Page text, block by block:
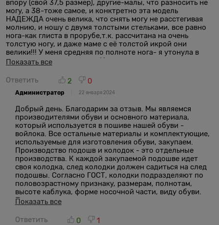
впору (свой 37,5 размер), другие-малы, что разносить не
могу, а 38-тоже самое, и конктретно эта модель
НАДЕЖДА очень велика, что снять могу не расстегивая
молнию, и ношу с двумя толстыми стельками, все равно
нога-как глиста в прорубе,т.к. рассчитана на очень
толстую ногу, и даже маме с её толстой икрой они
велики!!! У меня средняя по полноте нога- я утонула в
голенище, и в щиколодке. И эти сапоги смотрятся из-за
советовали в кол.центре-писать свой размер в
комментарии, не помогло-все равно на это не обращают
внимание, те,кто собирает заказ, т.к. и кеды УРАГАН 38-
лоферов РИНА - малы так, что не помогла
принудительная разноска деревянной колодкой с
увлажнением, и доп.носка -все равно пальцы сильно
жмёт!!! А 36-й берцы МАРГО-смогла разносить на свой
размер с легкостью, вынув сначала вторую стельку. А
знакомая брала черные другой модели АМАНТА сапоги на
свой 36-й, так посчитала по стельке, и заказала 39-й, и
ей только только. И даже, сравнив стельки всех 37-х
купленных размеров вашей обуви: лоферов РИНА,
домашних ПИМЫ, и сапог САТИ, -у всех разная длина
внутренней стельки одного и того же размера в 1см. КАК
ТАКОЕ МОЖЕТ БЫТЬ???? КАК МОЖЕТ БЫТЬ РАЗНАЯ
разные модели обуви, КОТОРАЯ САМА ШЬЕТ ОБУВЬ!!! ВОТ
Показать все
Ответить 2 0
Администратор 22 января 2024
Добрый день. Благодарим за отзыв. Мы являемся
производителями обуви и основного материала,
который используется в пошиве нашей обуви -
войлока. Все остальные материалы и комплектующие,
используемые для изготовления обуви, закупаем.
Производство подошв и колодок - это отдельные
производства. К каждой закупаемой подошве идет
своя колодка, след колодки должен садиться на след
подошвы. Согласно ГОСТ, колодки подразделяют по
половозрастному признаку, размерам, полнотам,
высоте каблука, форме носочной части, виду обуви.
Поэтому нельзя использовать одну и ту же колодку
Показать все
Ответить 0 1